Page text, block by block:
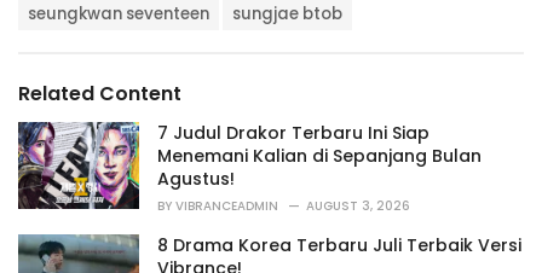
i
e
s
:
seungkwan seventeen
sungjae btob
Related Content
7 Judul Drakor Terbaru Ini Siap
Menemani Kalian di Sepanjang Bulan
Agustus!
BY VIBRANCEADMIN AUGUST 3, 2026
8 Drama Korea Terbaru Juli Terbaik Versi